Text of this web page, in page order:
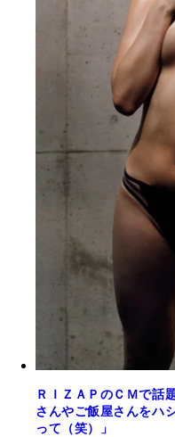
ＲＩＺＡＰのＣＭで話
さんやご飯屋さんをハ
って（笑）」